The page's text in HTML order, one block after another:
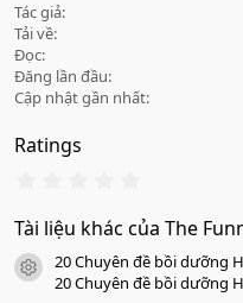
Tác giả
Tải về
Đọc
Đăng lần đầu
Cập nhật gần nhất
Ratings
0
0
s
a
o
Tài liệu khác của The
icon tài liệu
20 Chuyên đề bồi dưỡng
20 Chuyên đề bồi dưỡng